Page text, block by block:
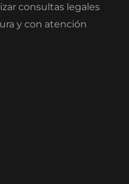
consultas legales
y con atención